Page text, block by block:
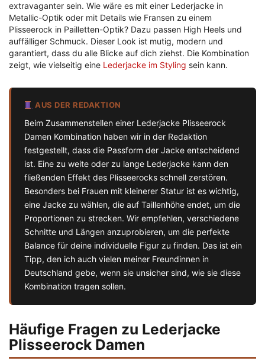
extravaganter sein. Wie wäre es mit einer Lederjacke in
Metallic-Optik oder mit Details wie Fransen zu einem
Plisseerock in Pailletten-Optik? Dazu passen High Heels und
auffälliger Schmuck. Dieser Look ist mutig, modern und
garantiert, dass du alle Blicke auf dich ziehst. Die Kombination
zeigt, wie vielseitig eine Lederjacke im Styling sein kann.
AUS DER REDAKTION
Beim Zusammenstellen einer Lederjacke Plisseerock
Damen Kombination haben wir in der Redaktion
festgestellt, dass die Passform der Jacke entscheidend
ist. Eine zu weite oder zu lange Lederjacke kann den
fließenden Effekt des Plisseerocks schnell zerstören.
Besonders bei Frauen mit kleinerer Statur ist es wichtig,
eine Jacke zu wählen, die auf Taillenhöhe endet, um die
Proportionen zu strecken. Wir empfehlen, verschiedene
Schnitte und Längen anzuprobieren, um die perfekte
Balance für deine individuelle Figur zu finden. Das ist ein
Tipp, den ich auch vielen meiner Freundinnen in
Deutschland gebe, wenn sie unsicher sind, wie sie diese
Kombination tragen sollen.
Häufige Fragen zu Lederjacke
Plisseerock Damen